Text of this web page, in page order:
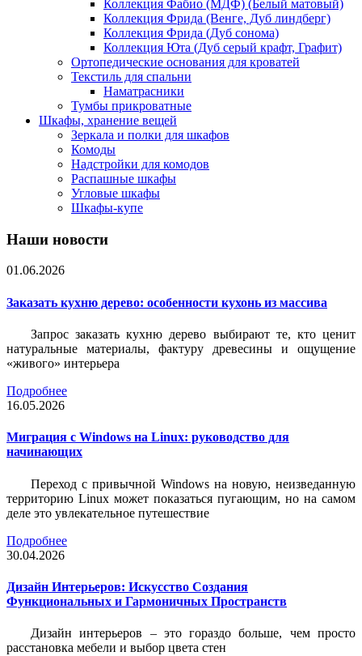
Коллекция Фабио (МДФ) (Белый матовый)
Коллекция Фрида (Венге, Дуб линдберг)
Коллекция Фрида (Дуб сонома)
Коллекция Юта (Дуб серый крафт, Графит)
Ортопедические основания для кроватей
Текстиль для спальни
Наматрасники
Тумбы прикроватные
Шкафы, хранение вещей
Зеркала и полки для шкафов
Комоды
Надстройки для комодов
Распашные шкафы
Угловые шкафы
Шкафы-купе
Наши новости
01.06.2026
Заказать кухню дерево: особенности кухонь из массива
Запрос заказать кухню дерево выбирают те, кто ценит
натуральные материалы, фактуру древесины и ощущение
«живого» интерьера
Подробнее
16.05.2026
Миграция с Windows на Linux: руководство для
начинающих
Переход с привычной Windows на новую, неизведанную
территорию Linux может показаться пугающим, но на самом
деле это увлекательное путешествие
Подробнее
30.04.2026
Дизайн Интерьеров: Искусство Создания
Функциональных и Гармоничных Пространств
Дизайн интерьеров – это гораздо больше, чем просто
расстановка мебели и выбор цвета стен